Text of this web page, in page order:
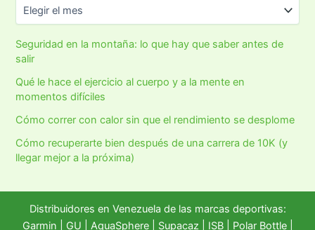
Seguridad en la montaña: lo que hay que saber antes de
salir
Qué le hace el ejercicio al cuerpo y a la mente en
momentos difíciles
Cómo correr con calor sin que el rendimiento se desplome
Cómo recuperarte bien después de una carrera de 10K (y
llegar mejor a la próxima)
Distribuidores en Venezuela de las marcas deportivas:
Garmin
GU AquaSphere| Supacaz | ISB | Polar Bottle|